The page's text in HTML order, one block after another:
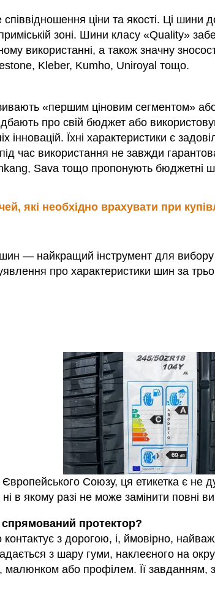
ціни та якості. Ці шини
зоні. Шини класу «Quality»
використанні, а також значну
Kleber, Kumho, Uniroyal тощо.
«першим ціновим сегментом»
про свій бюджет або
Їхні характеристики є
час використання не завжди
Sava тощо пропонують бюджетні
які необхідно врахувати при
шин — найкращий інструмент для
про характеристики шин за
Європейського Союзу, ця етикетка є
в якому разі не може замінити повні
протектор?
з дорогою, і, ймовірно,
з шару гуми, наклеєного на
малюнком або профілем. Її